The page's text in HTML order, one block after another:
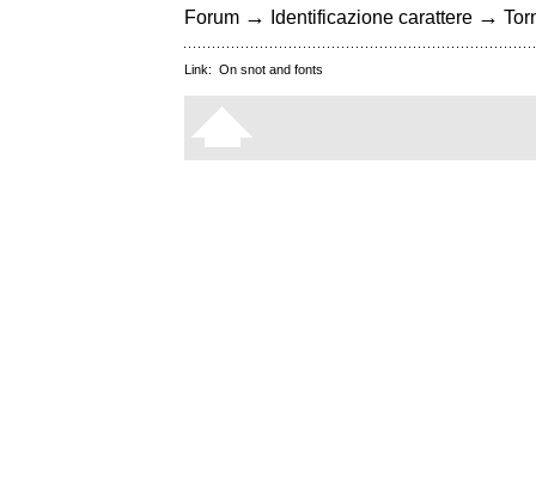
Forum → Identificazione carattere →
Link: On snot and fonts